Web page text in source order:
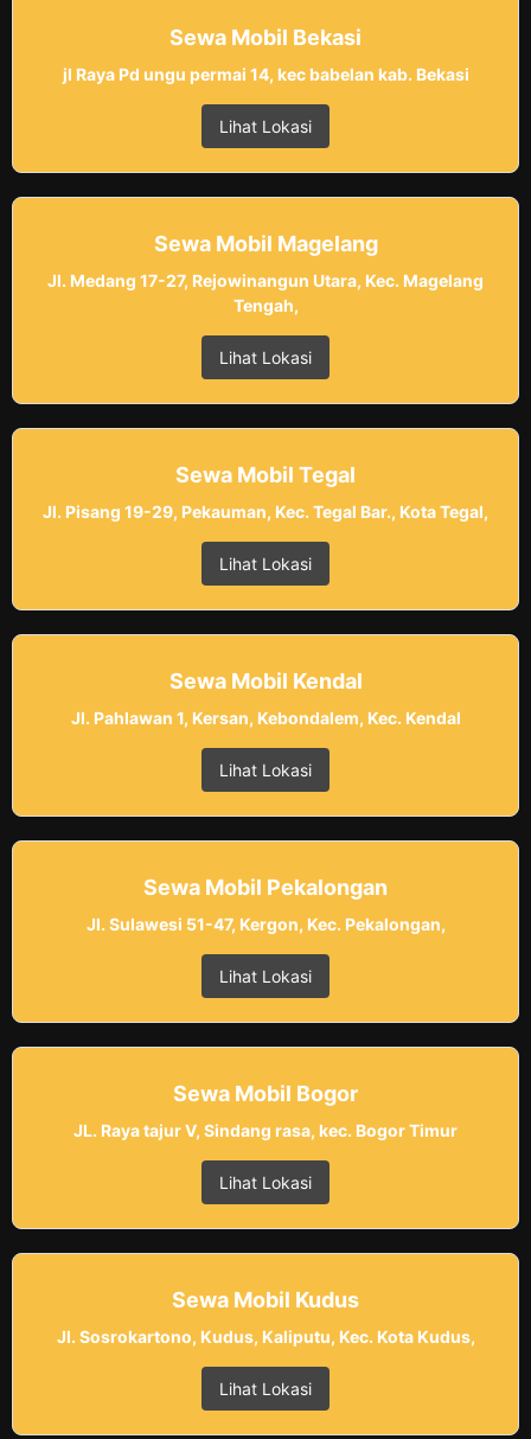
Sewa Mobil Bekasi
jl Raya Pd ungu permai 14, kec babelan kab. Bekasi
Lihat Lokasi
Sewa Mobil Magelang
Jl. Medang 17-27, Rejowinangun Utara, Kec. Magelang
Tengah,
Lihat Lokasi
Sewa Mobil Tegal
Jl. Pisang 19-29, Pekauman, Kec. Tegal Bar., Kota Tegal,
Lihat Lokasi
Sewa Mobil Kendal
Jl. Pahlawan 1, Kersan, Kebondalem, Kec. Kendal
Lihat Lokasi
Sewa Mobil Pekalongan
Jl. Sulawesi 51-47, Kergon, Kec. Pekalongan,
Lihat Lokasi
Sewa Mobil Bogor
JL. Raya tajur V, Sindang rasa, kec. Bogor Timur
Lihat Lokasi
Sewa Mobil Kudus
Jl. Sosrokartono, Kudus, Kaliputu, Kec. Kota Kudus,
Lihat Lokasi